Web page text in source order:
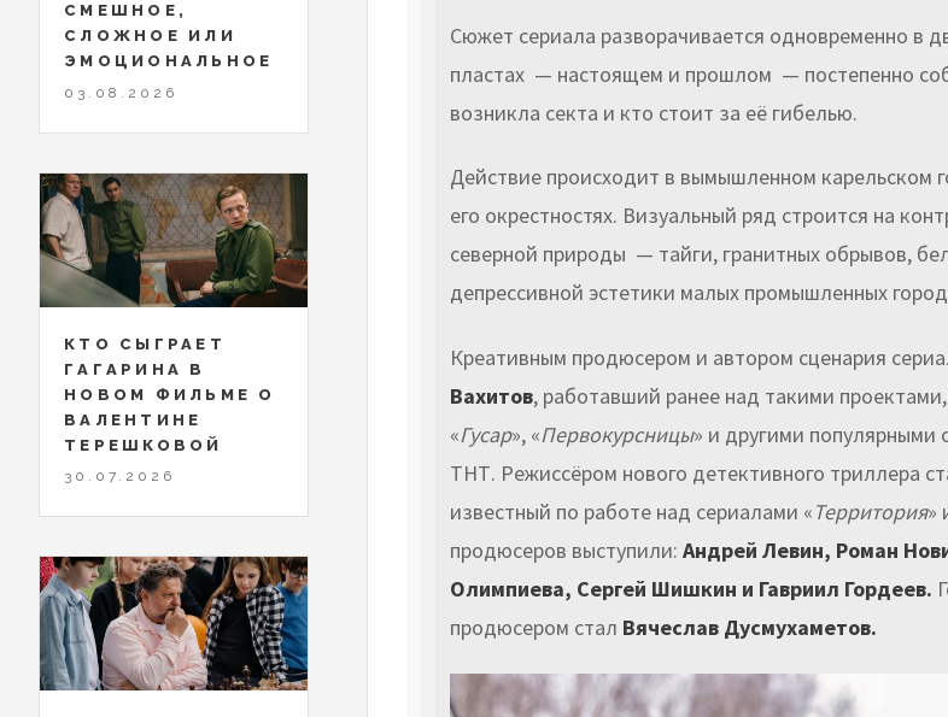
Сюжет сериала разворачивается одновременно в
пластах — настоящем и прошлом — постепенно
возникла секта и кто стоит за её гибелью.
Действие происходит в вымышленном карельском
его окрестностях. Визуальный ряд строится на
северной природы — тайги, гранитных обрывов,
депрессивной эстетики малых промышленных
Креативным продюсером и автором сценария
Вахитов, работавший ранее над такими проектами,
«Гусар», «Первокурсницы» и другими популярными
ТНТ. Режиссёром нового детективного триллера
известный по работе над сериалами «Территория»
продюсеров выступили: Андрей Левин, Роман
Олимпиева, Сергей Шишкин и Гавриил Гордеев.
продюсером стал Вячеслав Дусмухаметов.
СМЕШНОЕ,
СЛОЖНОЕ ИЛИ
ЭМОЦИОНАЛЬНОЕ
03.08.2026
КТО СЫГРАЕТ
ГАГАРИНА В
НОВОМ ФИЛЬМЕ О
ВАЛЕНТИНЕ
ТЕРЕШКОВОЙ
30.07.2026